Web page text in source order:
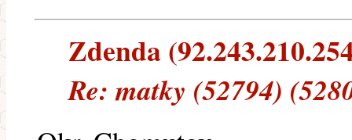
Zdenda
Re: matky (52794)